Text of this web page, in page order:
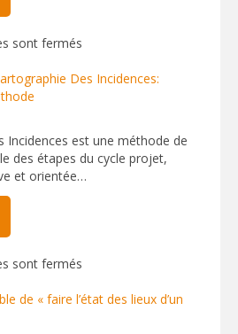
sont fermés
Incidences est une méthode de
des étapes du cycle projet,
et orientée…
sont fermés